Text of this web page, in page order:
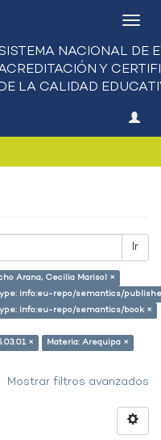
Ir
Arana, Cecilia Marisol ×
info:eu-repo/semantics/
info:eu-repo/semantics/book ×
×
Materia: Arequipa ×
Mostrar filtros avanzados